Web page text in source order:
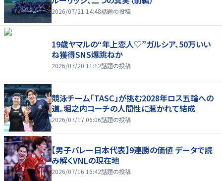
2026/07/21 14:48話題の投稿
19歳ヤマルの“年上恋人♡”ガルシア、50万いい
ね獲得SNS爆跳ねか
2026/07/20 11:12話題の投稿
競泳チーム「TASC」が挑む2028年ロス五輪への
道。堀之内コーチの人間性に惹かれて結成
2026/07/17 06:06話題の投稿
【男子バレー日本代表】9連勝の価値 データで読
み解くVNLの現在地
2026/07/16 16:42話題の投稿